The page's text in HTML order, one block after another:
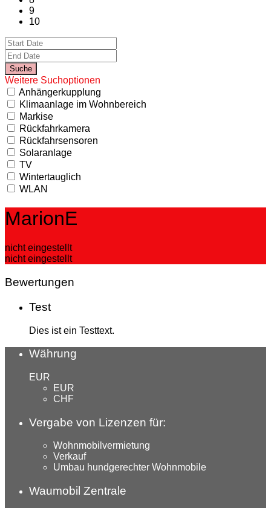
9
10
Weitere Suchoptionen
Anhängerkupplung
Klimaanlage im Wohnbereich
Markise
Rückfahrkamera
Rückfahrsensoren
Solaranlage
TV
Wintertauglich
WLAN
MarionE
nicht eingestellt
nicht eingestellt
Bewertungen
Test
Dies ist ein Testtext.
Währung
EUR
EUR
CHF
Vergabe von Lizenzen für:
Wohnmobilvermietung
Verkauf
Umbau hundgerechter Wohnmobile
Waumobil Zentrale